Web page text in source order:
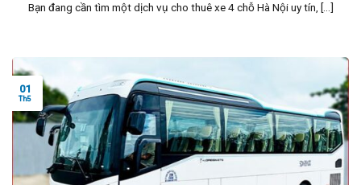
Bạn đang cần tìm một dịch vụ cho thuê xe 4 chỗ Hà Nội uy tín, [...]
01
Th5